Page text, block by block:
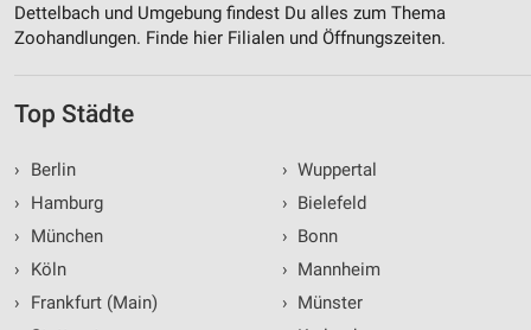
Dettelbach und Umgebung findest Du alles zum Thema
Zoohandlungen. Finde hier Filialen und Öffnungszeiten.
Top Städte
›
Berlin
›
Hamburg
›
München
›
Köln
›
Frankfurt (Main)
› Wuppertal
› Bielefeld
› Bonn
› Mannheim
› Münster